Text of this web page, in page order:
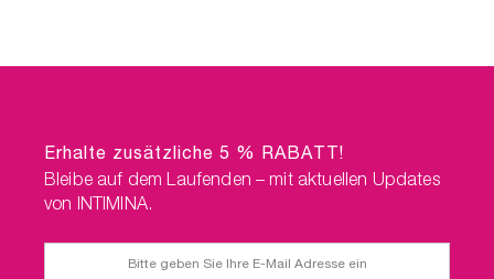
Erhalte zusätzliche 5 % RABATT!
Bleibe auf dem Laufenden – mit aktuellen Updates
von INTIMINA.